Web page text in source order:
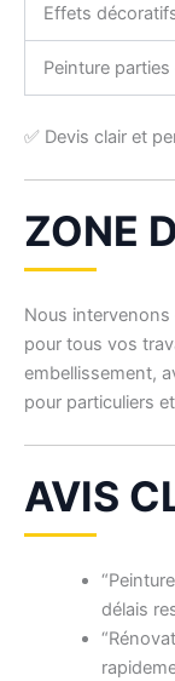
Effets
Peinture
✅ Devis clair et
ZONE
Nous
pour tous vos
embellissement,
pour particuliers
AVIS
délais